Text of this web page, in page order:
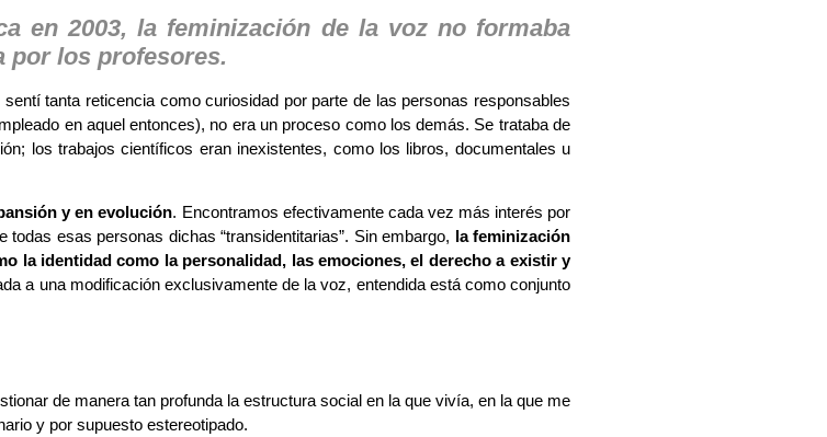
en 2003, la feminización de la voz no formaba
por los profesores.
tanta reticencia como curiosidad por parte de las personas responsables
en aquel entonces), no era un proceso como los demás. Se trataba de
los trabajos científicos eran inexistentes, como los libros, documentales u
y en evolución. Encontramos efectivamente cada vez más interés por
esas personas dichas “transidentitarias”. Sin embargo, la feminización
la identidad como la personalidad, las emociones, el derecho a existir y
a una modificación exclusivamente de la voz, entendida está como conjunto
de manera tan profunda la estructura social en la que vivía, en la que me
y por supuesto estereotipado.